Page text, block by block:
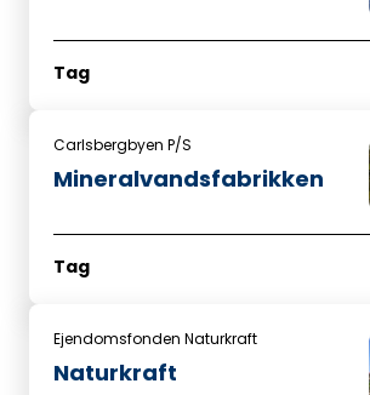
Tag
Carlsbergbyen P/S
Mineralvandsfabrikken
Tag
Ejendomsfonden Naturkraft
Naturkraft